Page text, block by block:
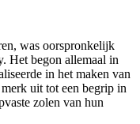
was oorspronkelijk
Het begon allemaal in
in het maken van
uit tot een begrip in
zolen van hun